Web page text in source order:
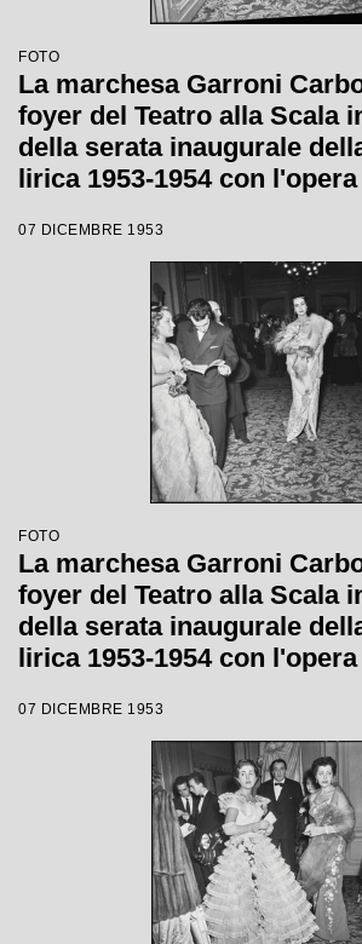
FOTO
La marchesa Garroni
foyer del Teatro alla Scala
della serata inaugurale
lirica 1953-1954 con
Maria Giulini, con la regia di
07 DICEMBRE 1953
FOTO
La marchesa Garroni
foyer del Teatro alla Scala
della serata inaugurale
lirica 1953-1954 con
Maria Giulini, con la regia di
07 DICEMBRE 1953